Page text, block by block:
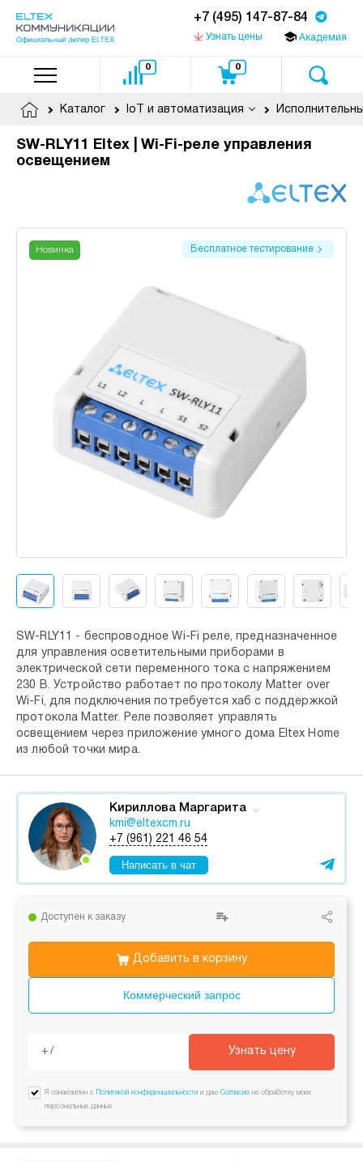
+7 (495) 147-87-84
Узнать цены Академия
0 0
Каталог IoT и автоматизация
SW-RLY11 Eltex | Wi-Fi-реле управления
освещением
Новинка Бесплатное тестирование
SW-RLY11 - беспроводное Wi-Fi реле, предназначенное
для управления осветительными приборами в
электрической сети переменного тока с напряжением
230 В. Устройство работает по протоколу Matter over
Wi-Fi, для подключения потребуется хаб с поддержкой
протокола Matter. Реле позволяет управлять
освещением через приложение умного дома Eltex Home
из любой точки мира.
Кириллова Маргарита
kmi@eltexcm.ru
+7 (961) 221 46 54
Написать в чат
Доступен к заказу
Коммерческий запрос
Добавить в корзину
Узнать цену
Я ознакомлен с Политикой конфиденциальности и даю Согласие на обработку моих
персональных данных